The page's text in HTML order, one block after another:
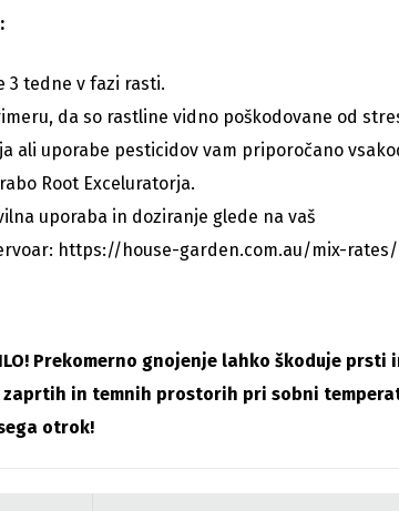
3 tedne v fazi rasti.
da so rastline vidno poškodovane od
ali uporabe pesticidov vam priporočano
Root Exceluratorja.
uporaba in doziranje glede na vaš
https://house-garden.com.au/mix-rates/
Prekomerno gnojenje lahko škoduje prsti
zaprtih in temnih prostorih pri sobni
otrok!